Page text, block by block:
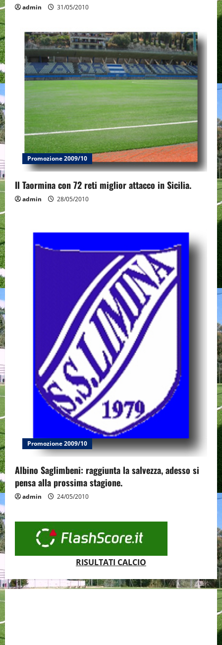
admin 31/05/2010
Promozione 2009/10
Il Taormina con 72 reti miglior attacco in Sicilia.
admin 28/05/2010
Promozione 2009/10
Albino Saglimbeni: raggiunta la salvezza, adesso si
pensa alla prossima stagione.
admin 24/05/2010
RISULTATI CALCIO